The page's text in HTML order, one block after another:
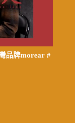
品牌morear #